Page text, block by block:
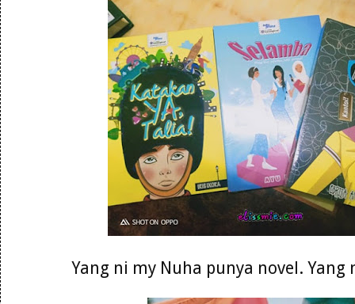
Yang ni my Nuha punya novel. Yang